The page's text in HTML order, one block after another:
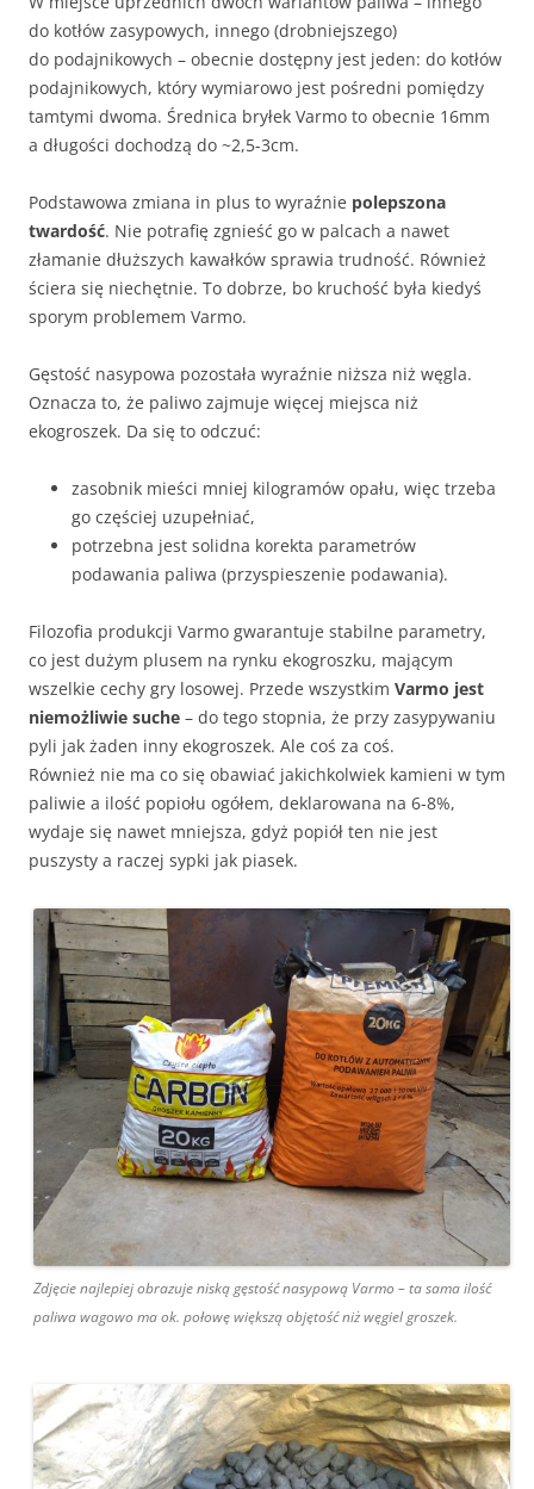
do kotłów zasypowych, innego (drobniejszego)
do podajnikowych – obecnie dostępny jest jeden: do kotłów
podajnikowych, który wymiarowo jest pośredni pomiędzy
tamtymi dwoma. Średnica bryłek Varmo to obecnie 16mm
a długości dochodzą do ~2,5-3cm.
Podstawowa zmiana in plus to wyraźnie polepszona
twardość. Nie potrafię zgnieść go w palcach a nawet
złamanie dłuższych kawałków sprawia trudność. Również
ściera się niechętnie. To dobrze, bo kruchość była kiedyś
sporym problemem Varmo.
Gęstość nasypowa pozostała wyraźnie niższa niż węgla.
Oznacza to, że paliwo zajmuje więcej miejsca niż
ekogroszek. Da się to odczuć:
zasobnik mieści mniej kilogramów opału, więc trzeba
go częściej uzupełniać,
potrzebna jest solidna korekta parametrów
podawania paliwa (przyspieszenie podawania).
Filozofia produkcji Varmo gwarantuje stabilne parametry,
co jest dużym plusem na rynku ekogroszku, mającym
wszelkie cechy gry losowej. Przede wszystkim Varmo jest
niemożliwie suche – do tego stopnia, że przy zasypywaniu
pyli jak żaden inny ekogroszek. Ale coś za coś.
Również nie ma co się obawiać jakichkolwiek kamieni w tym
paliwie a ilość popiołu ogółem, deklarowana na 6-8%,
wydaje się nawet mniejsza, gdyż popiół ten nie jest
puszysty a raczej sypki jak piasek.
Zdjęcie najlepiej obrazuje niską gęstość nasypową Varmo – ta sama ilość
paliwa wagowo ma ok. połowę większą objętość niż węgiel groszek.